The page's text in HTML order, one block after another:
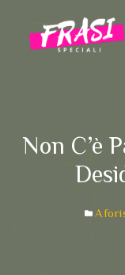
contenuto
Non C’è